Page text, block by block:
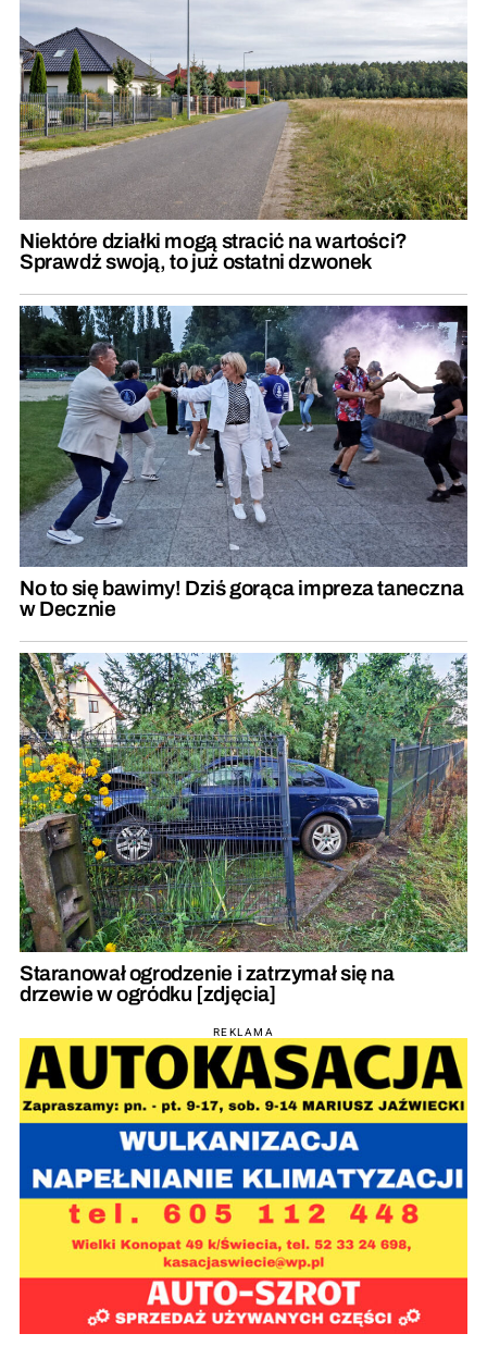
Niektóre działki mogą stracić na wartości?
Sprawdź swoją, to już ostatni dzwonek
No to się bawimy! Dziś gorąca impreza taneczna
w Decznie
Staranował ogrodzenie i zatrzymał się na
drzewie w ogródku [zdjęcia]
REKLAMA